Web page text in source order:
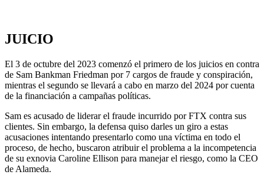
JUICIO
El 3 de octubre del 2023 comenzó el primero de los juicios en contra
de Sam Bankman Friedman por 7 cargos de fraude y conspiración,
mientras el segundo se llevará a cabo en marzo del 2024 por cuenta
de la financiación a campañas políticas.
Sam es acusado de liderar el fraude incurrido por FTX contra sus
clientes. Sin embargo, la defensa quiso darles un giro a estas
acusaciones intentando presentarlo como una víctima en todo el
proceso, de hecho, buscaron atribuir el problema a la incompetencia
de su exnovia Caroline Ellison para manejar el riesgo, como la CEO
de Alameda.